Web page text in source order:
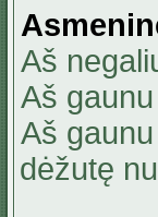
Aš
Aš
Aš
dėžutę